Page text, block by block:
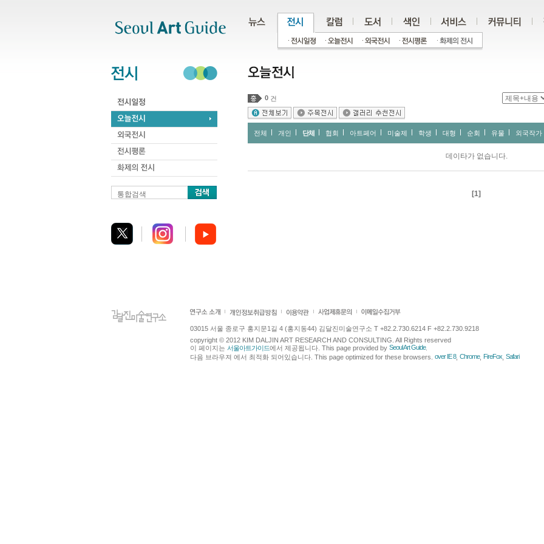
통합검색
0 건
전체 개인 단체 협회 아트페어 미술제 학생 대형 순회 유물 외국작가
데이타가 없습니다.
[1]
03015 서울 종로구 홍지문1길 4 (홍지동44) 김달진미술연구소 T +82.2.730.6214 F +82.2.730.9218
copyright © 2012 KIM DALJIN ART RESEARCH AND CONSULTING. All Rights reserved
이 페이지는 서울아트가이드에서 제공됩니다. This page provided by Seoul Art Guide.
다음 브라우져 에서 최적화 되어있습니다. This page optimized for these browsers. over IE 8, Chrome, FireFox Safari